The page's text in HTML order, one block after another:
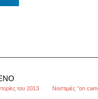
του 2013